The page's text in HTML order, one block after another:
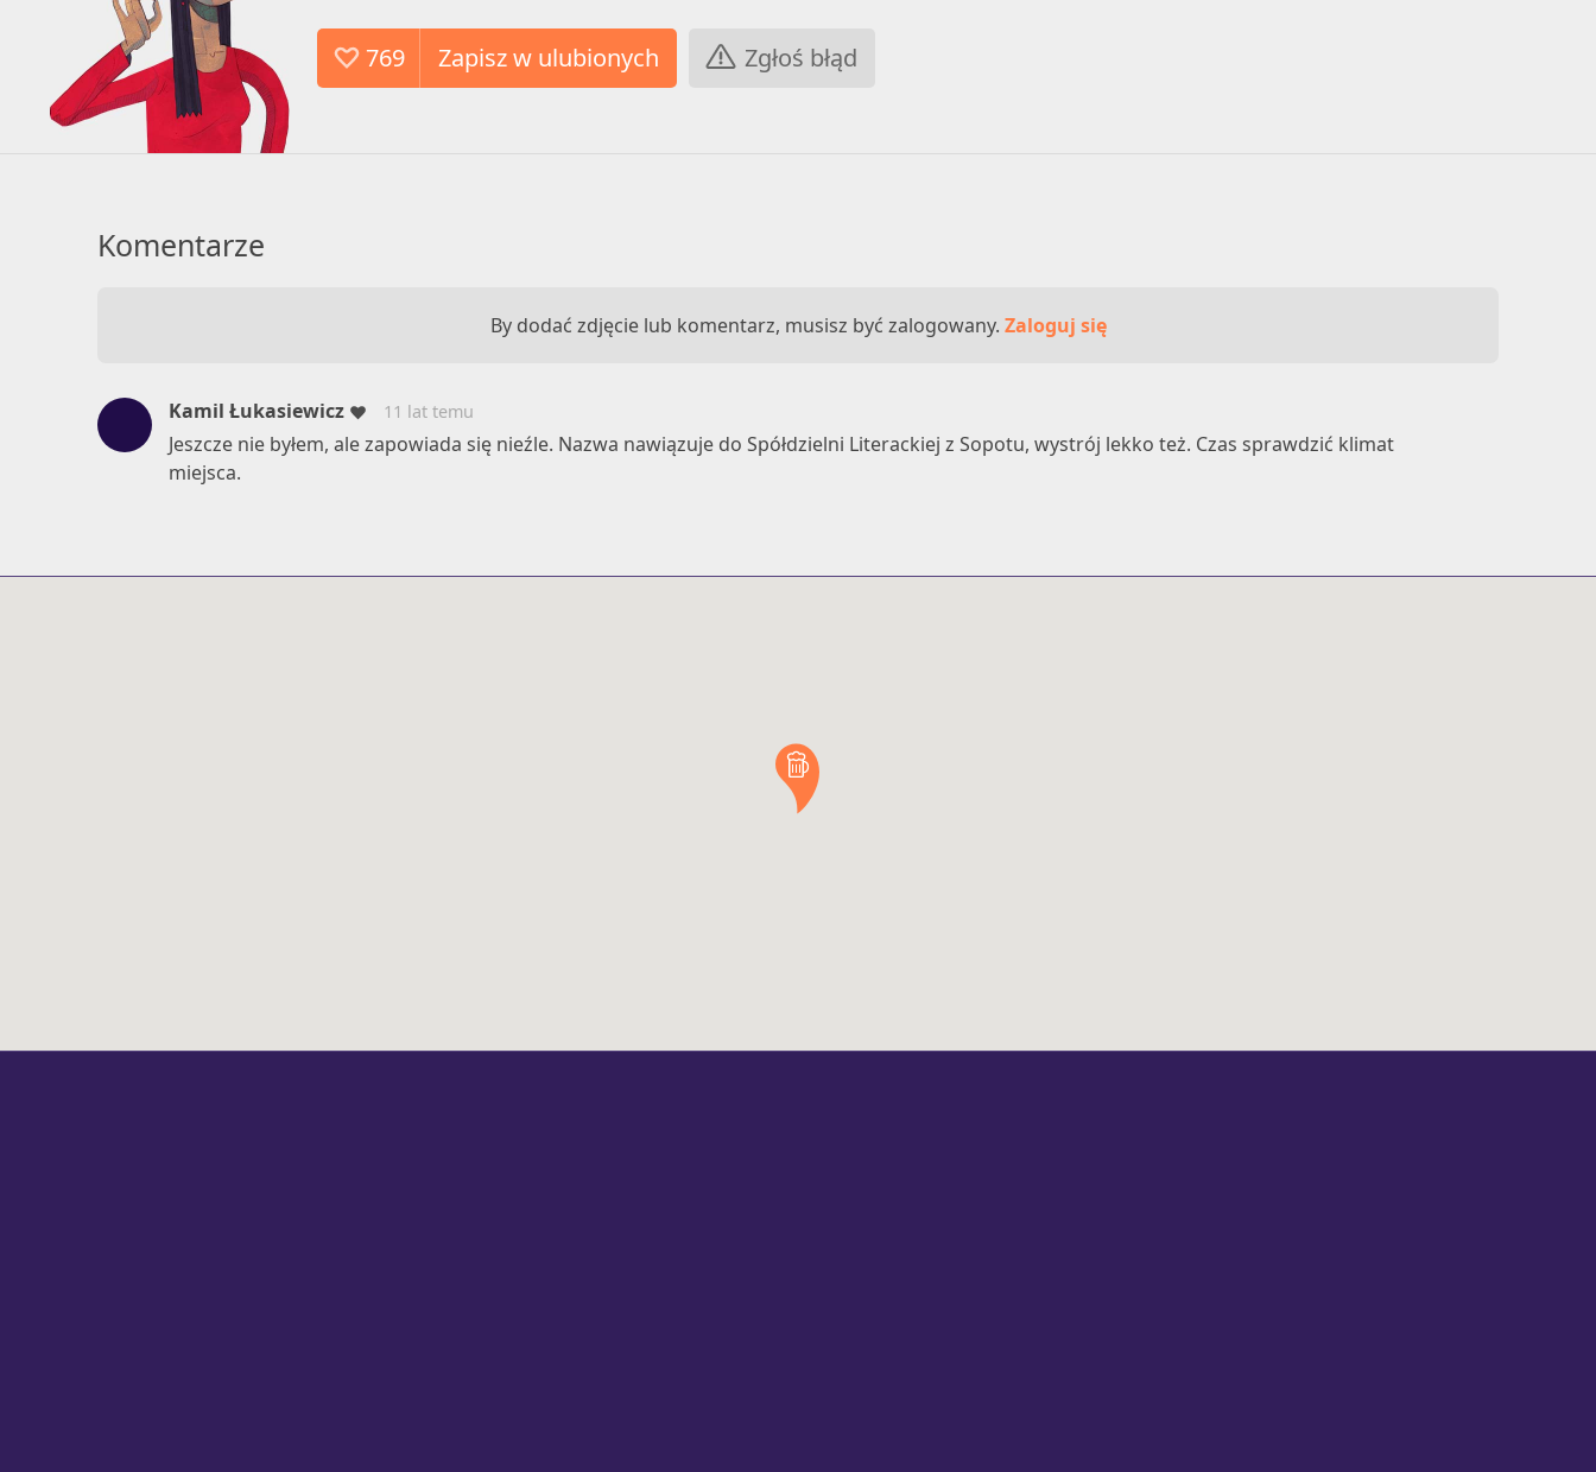
769 Zgłoś błąd
Komentarze
By dodać zdjęcie lub komentarz, musisz być zalogowany. Zaloguj się
Kamil Łukasiewicz 11 lat temu
Jeszcze nie byłem, ale zapowiada się nieźle. Nazwa nawiązuje do Spółdzielni Literackiej z Sopotu, wystrój lekko też. Czas sprawdzić klimat
miejsca.